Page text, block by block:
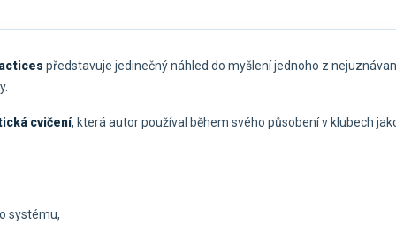
představuje jedinečný náhled do myšlení jednoho z
cvičení, která autor používal během svého působení v klubech
systému,